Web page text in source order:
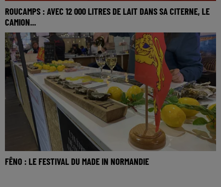
ROUCAMPS : AVEC 12 000 LITRES DE LAIT DANS SA CITERNE, LE
CAMION...
FÊNO : LE FESTIVAL DU MADE IN NORMANDIE